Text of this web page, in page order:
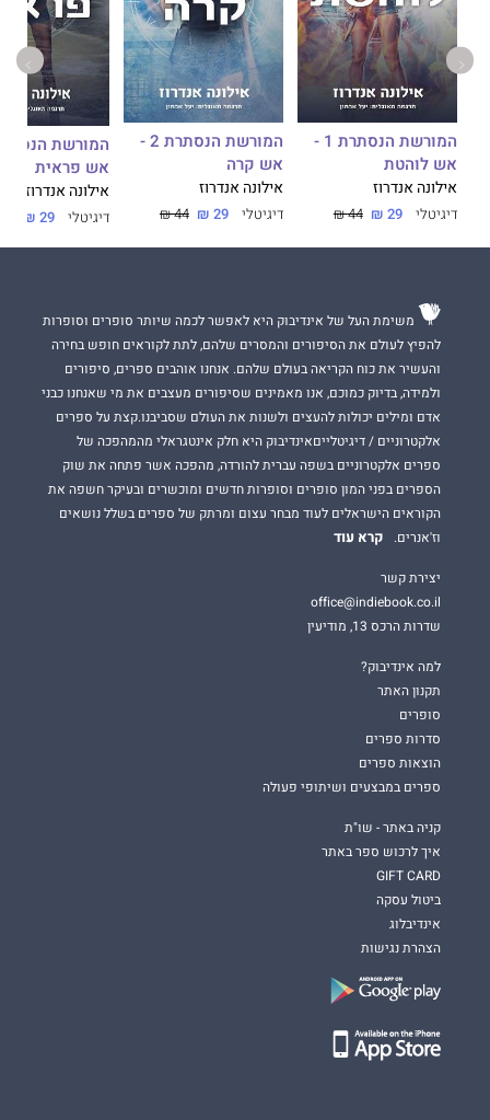
המורשת הנסתרת 1 -
אש לוהטת
אילונה אנדרוז
דיגיטלי 29 ₪
44 ₪
המורשת הנסתרת 2 -
אש קרה
אילונה אנדרוז
דיגיטלי 29 ₪
44 ₪
אש פראית
אילונה אנדרוז
דיגיטלי 29 ₪
משימת העל של אינדיבוק היא לאפשר לכמה שיותר סופרים וסופרות
להפיץ לעולם את הסיפורים והמסרים שלהם, לתת לקוראים חופש בחירה
והעשיר את כוח הקריאה בעולם שלהם. אנחנו אוהבים ספרים, סיפורים
ולמידה, בדיוק כמוכם, אנו מאמינים שסיפורים מעצבים את מי שאנחנו כבני
אדם ומילים יכולות להעצים ולשנות את העולם שסביבנו.קצת על ספרים
אלקטרוניים / דיגיטלייםאינדיבוק היא חלק אינטגראלי מהמהפכה של
ספרים אלקטרוניים בשפה עברית להורדה, מהפכה אשר פתחה את שוק
הספרים בפני המון סופרים וסופרות חדשים ומוכשרים ובעיקר חשפה את
הקוראים הישראלים לעוד מבחר עצום ומרתק של ספרים בשלל נושאים
וז'אנרים.
קרא עוד
יצירת קשר
office@indiebook.co.il
שדרות הרכס 13, מודיעין
למה אינדיבוק?
תקנון האתר
סופרים
סדרות ספרים
הוצאות ספרים
ספרים במבצעים ושיתופי פעולה
קניה באתר - שו"ת
איך לרכוש ספר באתר
GIFT CARD
ביטול עסקה
אינדיבלוג
הצהרת נגישות